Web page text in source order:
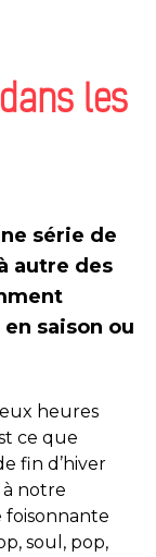
les
série de
autre des
en saison ou
heures
ce que
fin d’hiver
notre
foisonnante
soul, pop,